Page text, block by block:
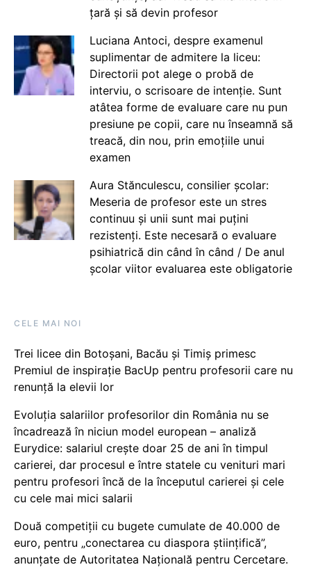
țară și să devin profesor
Luciana Antoci, despre examenul
suplimentar de admitere la liceu:
Directorii pot alege o probă de
interviu, o scrisoare de intenție. Sunt
atâtea forme de evaluare care nu pun
presiune pe copii, care nu înseamnă să
treacă, din nou, prin emoțiile unui
examen
Aura Stănculescu, consilier școlar:
Meseria de profesor este un stres
continuu și unii sunt mai puțini
rezistenți. Este necesară o evaluare
psihiatrică din când în când / De anul
școlar viitor evaluarea este obligatorie
CELE MAI NOI
Trei licee din Botoșani, Bacău și Timiș primesc
Premiul de inspirație BacUp pentru profesorii care nu
renunță la elevii lor
Evoluția salariilor profesorilor din România nu se
încadrează în niciun model european – analiză
Eurydice: salariul crește doar 25 de ani în timpul
carierei, dar procesul e între statele cu venituri mari
pentru profesori încă de la începutul carierei și cele
cu cele mai mici salarii
Două competiții cu bugete cumulate de 40.000 de
euro, pentru „conectarea cu diaspora științifică”,
anunțate de Autoritatea Națională pentru Cercetare.